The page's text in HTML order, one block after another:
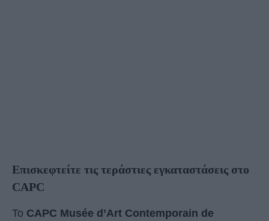
Επισκεφτείτε τις τεράστιες εγκαταστάσεις στο
CAPC
Το CAPC Musée d’Art Contemporain de